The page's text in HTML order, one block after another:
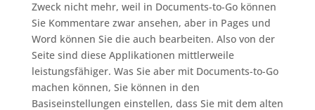
Zweck nicht mehr, weil in Documents-to-Go können
Sie Kommentare zwar ansehen, aber in Pages und
Word können Sie die auch bearbeiten. Also von der
Seite sind diese Applikationen mittlerweile
leistungsfähiger. Was Sie aber mit Documents-to-Go
machen können, Sie können in den
Basiseinstellungen einstellen, dass Sie mit dem alten